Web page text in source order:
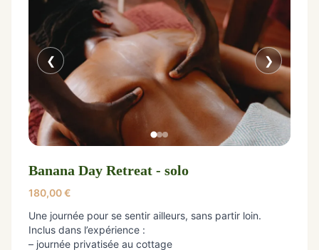
❮ ❯
Banana Day Retreat - solo
180,00€
Une journée pour se sentir ailleurs, sans partir loin.
Inclus dans l’expérience :
– journée privatisée au cottage